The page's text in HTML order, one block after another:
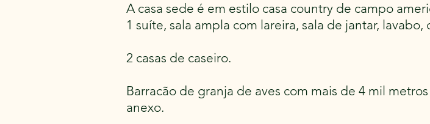
A casa sede é em estilo casa country de campo
1 suíte, sala ampla com lareira, sala de jantar, lavabo,
2 casas de caseiro.
Barracão de granja de aves com mais de 4 mil
anexo.